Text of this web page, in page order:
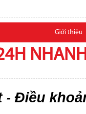
Giới thiệu
- Điều